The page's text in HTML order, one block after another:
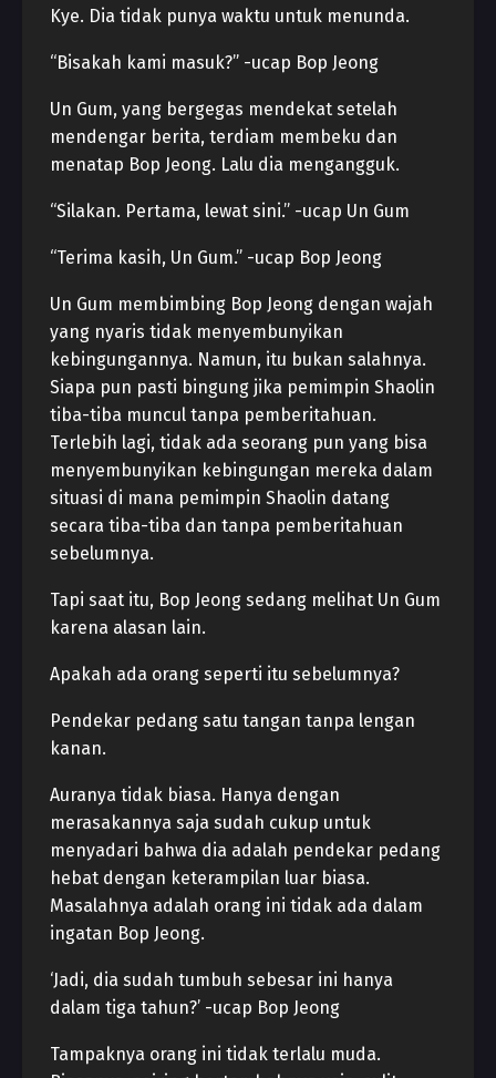
Kye. Dia tidak punya waktu untuk menunda.
“Bisakah kami masuk?” -ucap Bop Jeong
Un Gum, yang bergegas mendekat setelah
mendengar berita, terdiam membeku dan
menatap Bop Jeong. Lalu dia mengangguk.
“Silakan. Pertama, lewat sini.” -ucap Un Gum
“Terima kasih, Un Gum.” -ucap Bop Jeong
Un Gum membimbing Bop Jeong dengan wajah
yang nyaris tidak menyembunyikan
kebingungannya. Namun, itu bukan salahnya.
Siapa pun pasti bingung jika pemimpin Shaolin
tiba-tiba muncul tanpa pemberitahuan.
Terlebih lagi, tidak ada seorang pun yang bisa
menyembunyikan kebingungan mereka dalam
situasi di mana pemimpin Shaolin datang
secara tiba-tiba dan tanpa pemberitahuan
sebelumnya.
Tapi saat itu, Bop Jeong sedang melihat Un Gum
karena alasan lain.
Apakah ada orang seperti itu sebelumnya?
Pendekar pedang satu tangan tanpa lengan
kanan.
Auranya tidak biasa. Hanya dengan
merasakannya saja sudah cukup untuk
menyadari bahwa dia adalah pendekar pedang
hebat dengan keterampilan luar biasa.
Masalahnya adalah orang ini tidak ada dalam
ingatan Bop Jeong.
‘Jadi, dia sudah tumbuh sebesar ini hanya
dalam tiga tahun?’ -ucap Bop Jeong
Tampaknya orang ini tidak terlalu muda.